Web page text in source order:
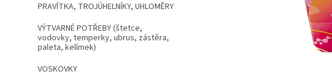
PRAVÍTKA, TROJÚHELNÍKY, UHLOMĚRY
VÝTVARNÉ POTŘEBY (štetce,
vodovky, temperky, ubrus, zástěra,
paleta, kelímek)
VOSKOVKY